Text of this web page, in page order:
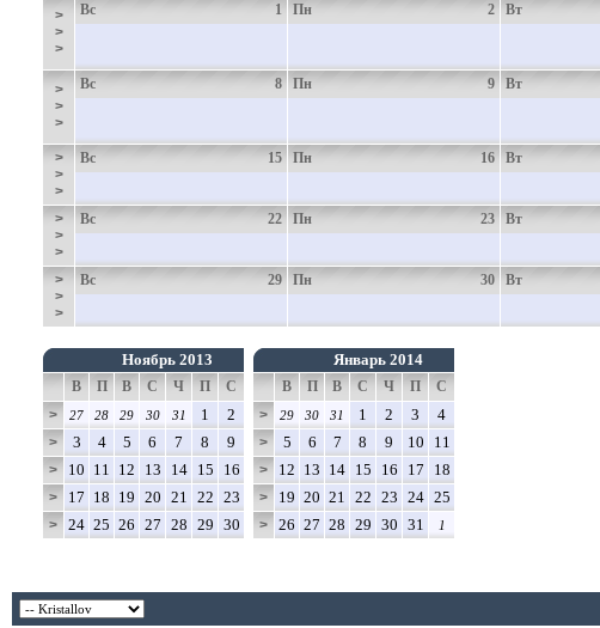
>
>
>
1
Вс 2
Пн Вт
>
>
>
8
Вс 9
Пн Вт
>
>
>
15
Вс 16
Пн Вт
>
>
>
22
Вс 23
Пн Вт
>
>
>
29
Вс 30
Пн Вт
Ноябрь 2013
В П В С Ч П
С
>
27 28 29 30 31 1 2
> 3 4 5 6 7 8 9
> 10 11 12 13 14 15 16
> 17 18 19 20 21 22 23
> 24 25 26 27 28 29 30
Январь 2014
В П В С Ч П
С
>
29 30 31 1 2 3 4
> 5 6 7 8 9 10 11
> 12 13 14 15 16 17 18
> 19 20 21 22 23 24 25
> 26 27 28 29 30 31 1